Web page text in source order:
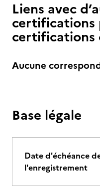
Liens avec
certifications
certifications
Aucune
Base légale
Date d'échéance
l'enregistrement